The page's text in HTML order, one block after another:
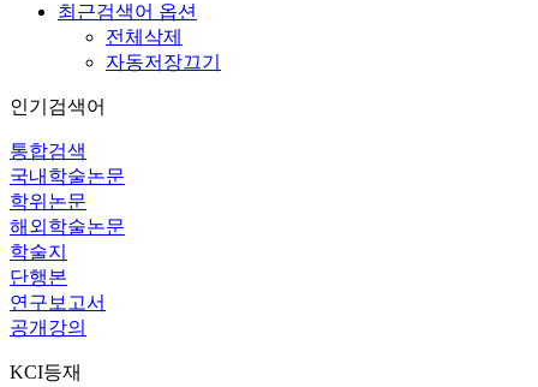
최근검색어 옵션
전체삭제
자동저장끄기
인기검색어
통합검색
국내학술논문
학위논문
해외학술논문
학술지
단행본
연구보고서
공개강의
KCI등재